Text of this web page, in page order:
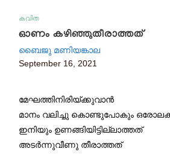
കവിത
ഓണം കഴിഞ്ഞുതീരാത്തത്
ബൈജു മണിയങ്കാല
September 16, 2021
മേഘത്തിനിരിയ്ക്കുവാൻ
മാനം വലിച്ചു കൊണ്ടുപോകും
ഇനിയും ഉണങ്ങിയിട്ടില്ലാത്തത്
അടർന്നുവീണു തീരാത്തത്